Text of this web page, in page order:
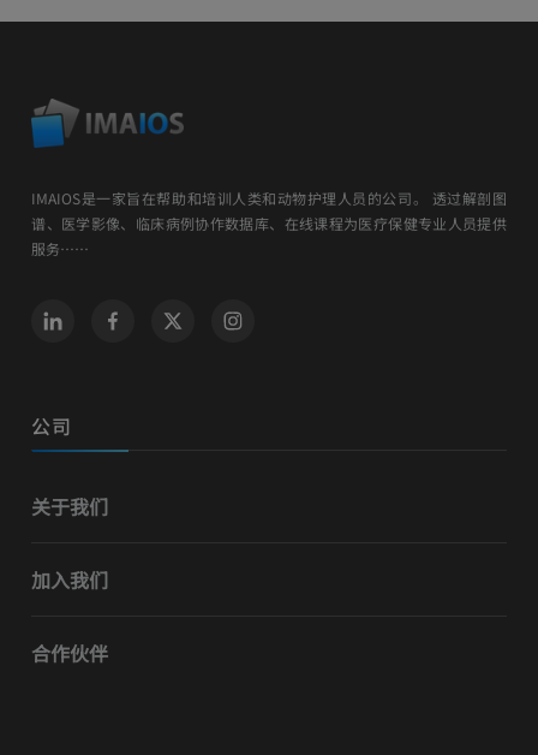
IMAIOS是一家旨在帮助和培训人类和动物护理人员的公司。 透过解剖图
谱、医学影像、临床病例协作数据库、在线课程为医疗保健专业人员提供
服务……
公司
关于我们
加入我们
合作伙伴